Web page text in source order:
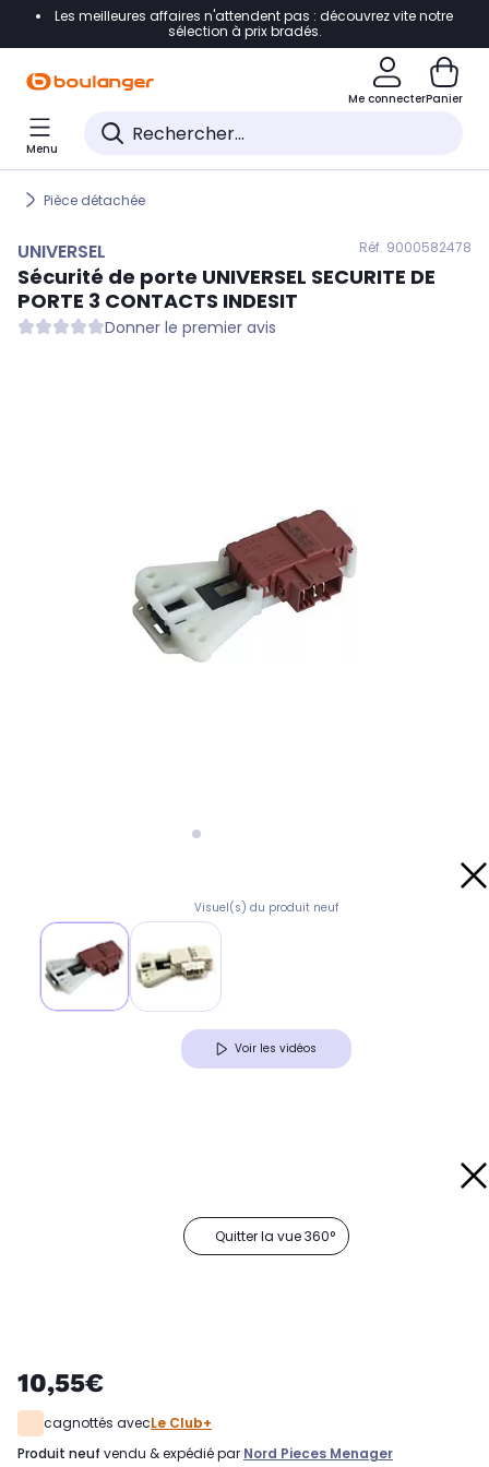
Accéder directement à la navigation
Accéder directement au pied de page
Accéder directement au chatbot
Les meilleures affaires n'attendent pas : découvrez vite notre
sélection à prix bradés.
Me connecterPanier
Menu
Pièce détachée
UNIVERSEL Réf. 9000582478
Sécurité de porte UNIVERSEL SECURITE DE
PORTE 3 CONTACTS INDESIT
Donner le premier avis
Visuel(s) du produit neuf
Voir les vidéos
Quitter la vue 360°
10,55€
cagnottés avecLe Club+
produit neuf vendu & expédié par Nord Pieces Menager